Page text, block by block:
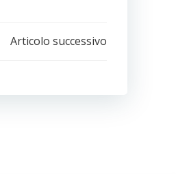
Articolo successivo